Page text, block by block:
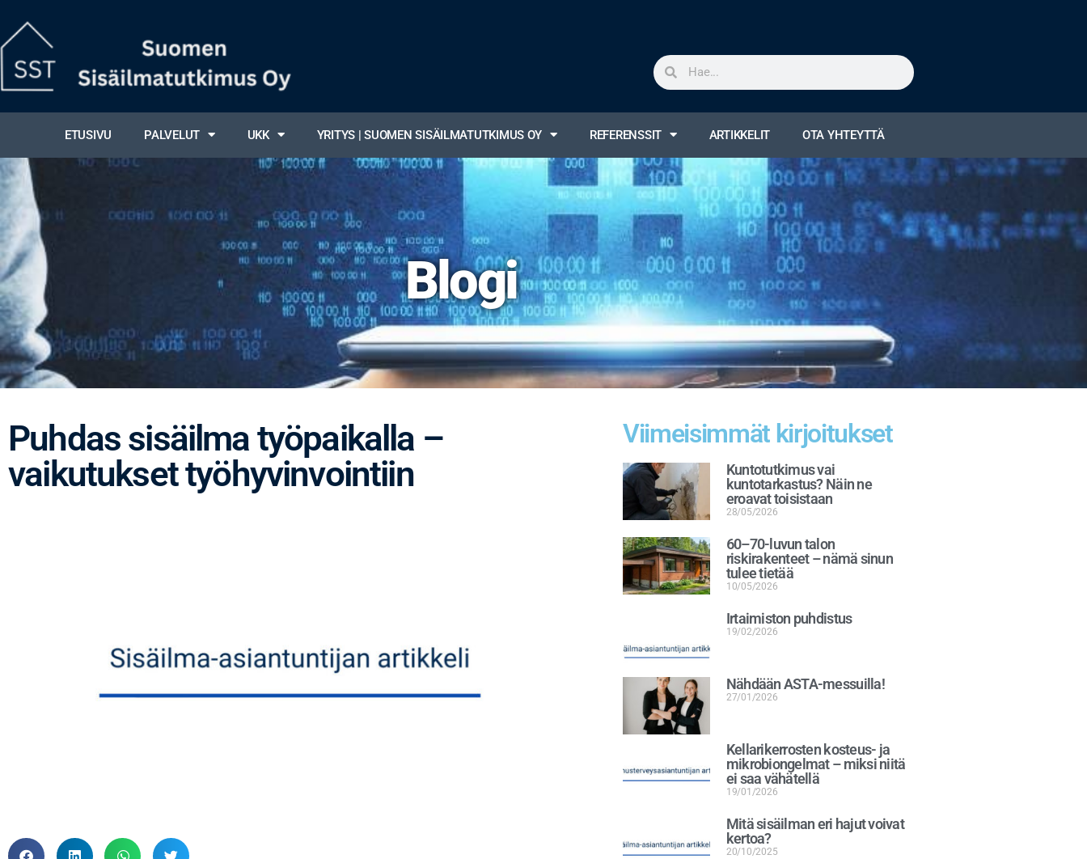
ETUSIVU PALVELUT UKK YRITYS | SUOMEN SISÄILMATUTKIMUS OY REFERENSSIT ARTIKKELIT OTA YHTEYTTÄ
Blogi
Puhdas sisäilma työpaikalla –
vaikutukset työhyvinvointiin
Viimeisimmät kirjoitukset
Kuntotutkimus vai
kuntotarkastus? Näin ne
eroavat toisistaan
28/05/2026
60–70-luvun talon
riskirakenteet – nämä sinun
tulee tietää
10/05/2026
Irtaimiston puhdistus
19/02/2026
Nähdään ASTA-messuilla!
27/01/2026
Kellarikerrosten kosteus- ja
mikrobiongelmat – miksi niitä
ei saa vähätellä
19/01/2026
Mitä sisäilman eri hajut voivat
kertoa?
20/10/2025